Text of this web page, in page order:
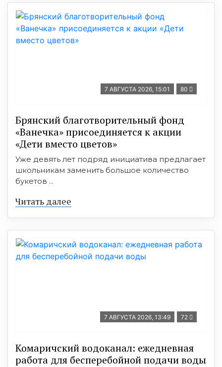
7 АВГУСТА 2026, 15:01 80
Брянский благотворительный фонд
«Ванечка» присоединяется к акции
«Дети вместо цветов»
Уже девять лет подряд инициатива предлагает
школьникам заменить большое количество
букетов ...
Читать далее
7 АВГУСТА 2026, 13:49 72
Комаричский водоканал: ежедневная
работа для бесперебойной подачи воды